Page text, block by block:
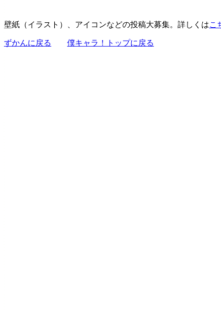
壁紙（イラスト）、アイコンなどの投稿大募集。詳しくはこ
ずかんに戻る 僕キャラ！トップに戻る